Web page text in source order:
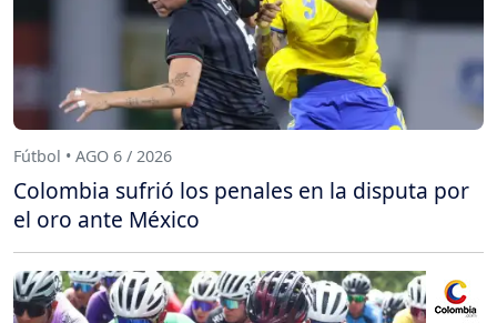
Fútbol • AGO 6 / 2026
Colombia sufrió los penales en la disputa por
el oro ante México